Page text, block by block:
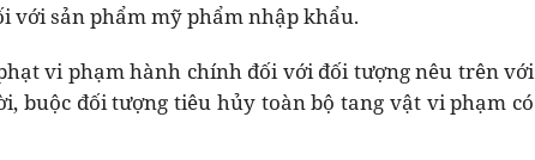
với sản phẩm mỹ phẩm nhập khẩu.
vi phạm hành chính đối với đối tượng nêu trên với
buộc đối tượng tiêu hủy toàn bộ tang vật vi phạm có